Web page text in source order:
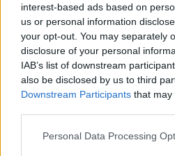
interest-based ads based on
us or personal information
your opt-out. You may separately
disclosure of your personal
IAB’s list of downstream
also be disclosed by us to third
Downstream Participants that may
Personal Data Processing
άφησε τους Έλληνες
αθέμιτο ανταγωνισμό με
χαμηλότερα παραγωγικά,
υγειονομικά και εργασιακά
τα ευρωπαϊκά. Δεν